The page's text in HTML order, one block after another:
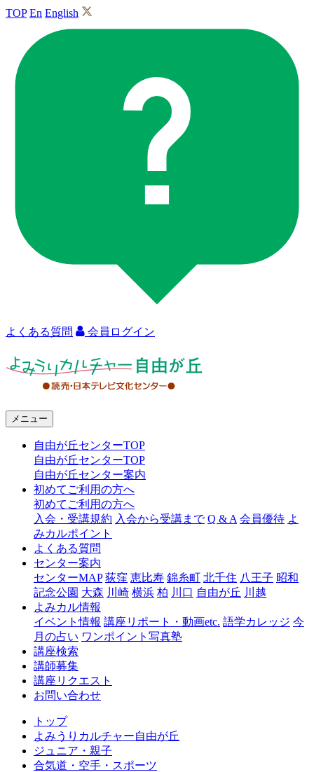
TOP En English
よくある質問 会員ログイン
ャ
由
丘
メニュー
自由が丘センターTOP
自由が丘センターTOP
自由が丘センター案内
初めてご利用の方へ
初めてご利用の方へ
入会・受講規約 入会から受講まで Q & A 会員優待 よ
みカルポイント
よくある質問
センター案内
センターMAP 荻窪 恵比寿 錦糸町 北千住 八王子 昭和
記念公園 大森 川崎 横浜 柏 川口 自由が丘 川越
よみカル情報
イベント情報 講座リポート・動画etc. 語学カレッジ 今
月の占い ワンポイント写真塾
講座検索
講師募集
講座リクエスト
お問い合わせ
トップ
よみうりカルチャー自由が丘
ジュニア・親子
合気道・空手・スポーツ